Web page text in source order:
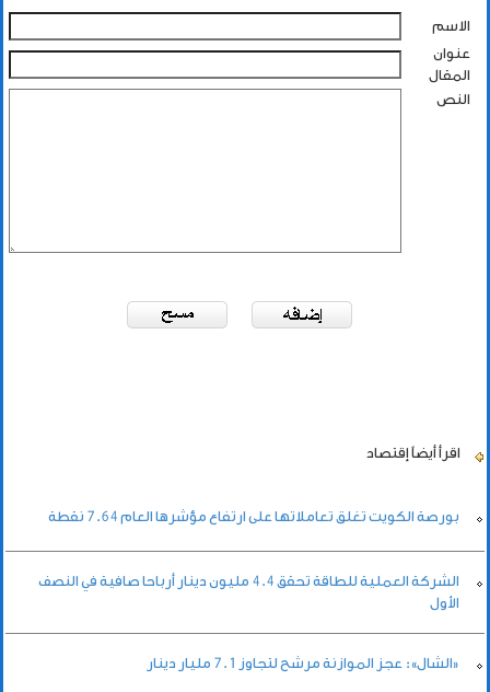
الاسم
عنوان
المقال
النص
اقرأ أيضاً إقتصاد
بورصة الكويت تغلق تعاملاتها على ارتفاع مؤشرها العام 7.64 نقطة
الشركة العملية للطاقة تحقق 4.4 مليون دينار أرباحا صافية في النصف
الأول
«الشال»: عجز الموازنة مرشح لتجاوز 7.1 مليار دينار